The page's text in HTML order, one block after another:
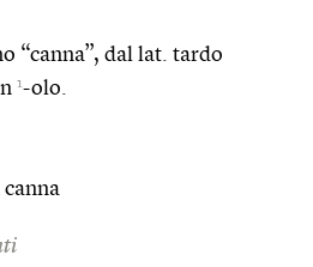
“canna”, dal lat. tardo
1-olo.